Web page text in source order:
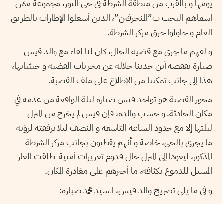
يومها و بالقرب من منطقة الشرطة في حي النور، مجموعة ممّن
اسماهم البحث ب”المنحرفين”، الذين أشعلوا الإطارات بالطريق
العام و حاولوا حرق مركز الشرطة.
و لفهم ما جرى مع قضية الحال، كان لنا لقاء مع والد قيس
صبارة بقفصة أين حدثنا خلاله عن مجريات القضية و حيثياتها،
هذا إلى جانب تمكننا من الإطلاع على ملف القضية.
محور القضية هو تواجد قيس صبارة ليلة الواقعة من عدمه في
مكان الحادثة. و حسب والده، فإن قيس لم يخرج من المنزل
ليلتها إلا مع حدود الساعة التاسعة و النصف ليلا برفقته لرؤية
ما يجري بالحي، خاصة و أنهم يقطنون بجانب مركز الشرطة
المذكور، ليعودا إلى المنزل حال قدوم تعزيزات أمنية اطلقت الغاز
المسيل للدموع بكثافة، ما أجبرهم على مغادرة المكان.
و في ما يلي تصريح والد قيس، السيد محمد صبارة: